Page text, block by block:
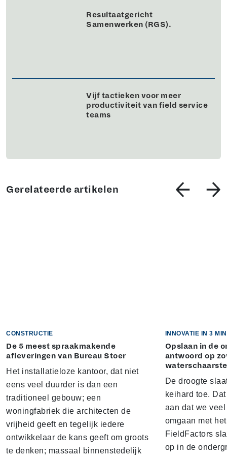
Resultaatgericht
Samenwerken (RGS).
Vijf tactieken voor meer
productiviteit van field service
teams
Gerelateerde artikelen
CONSTRUCTIE
De 5 meest spraakmakende
afleveringen van Bureau Stoer
Het installatieloze kantoor, dat niet
eens veel duurder is dan een
traditioneel gebouw; een
woningfabriek die architecten de
vrijheid geeft en tegelijk iedere
ontwikkelaar de kans geeft om groots
te denken; massaal binnenstedelijk
INNOVATIE IN 3
Opslaan in de
antwoord op
waterschaarste
De droogte
keihard toe.
aan dat we
omgaan met
FieldFactors
op in de